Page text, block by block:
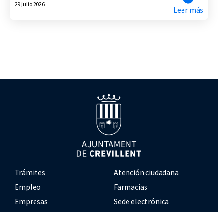
29 julio 2026
Leer más
Trámites
Atención ciudadana
Empleo
Farmacias
Empresas
Sede electrónica